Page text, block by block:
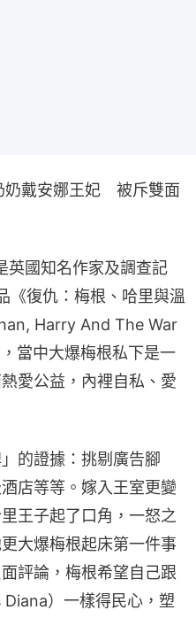
奶戴安娜王妃 被斥雙面
國知名作家及調查記
《復仇：梅根、哈里與溫
Harry And The War
當中大爆梅根私下是一
愛公益，內裡自私、愛
的證據：挑剔廣告腳
店等等。嫁入王室更變
王子起了口角，一怒之
大爆梅根起床第一件事
評論，梅根希望自己跟
）一樣得民心，塑